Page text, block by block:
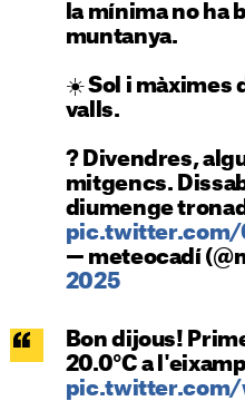
la mínima no ha
muntanya.
☀️ Sol i màximes
valls.
? Divendres,
mitgencs.
diumenge
pic.twitter.com/
— meteocadí
2025
Bon dijous!
20.0°C a
pic.twitter.com/